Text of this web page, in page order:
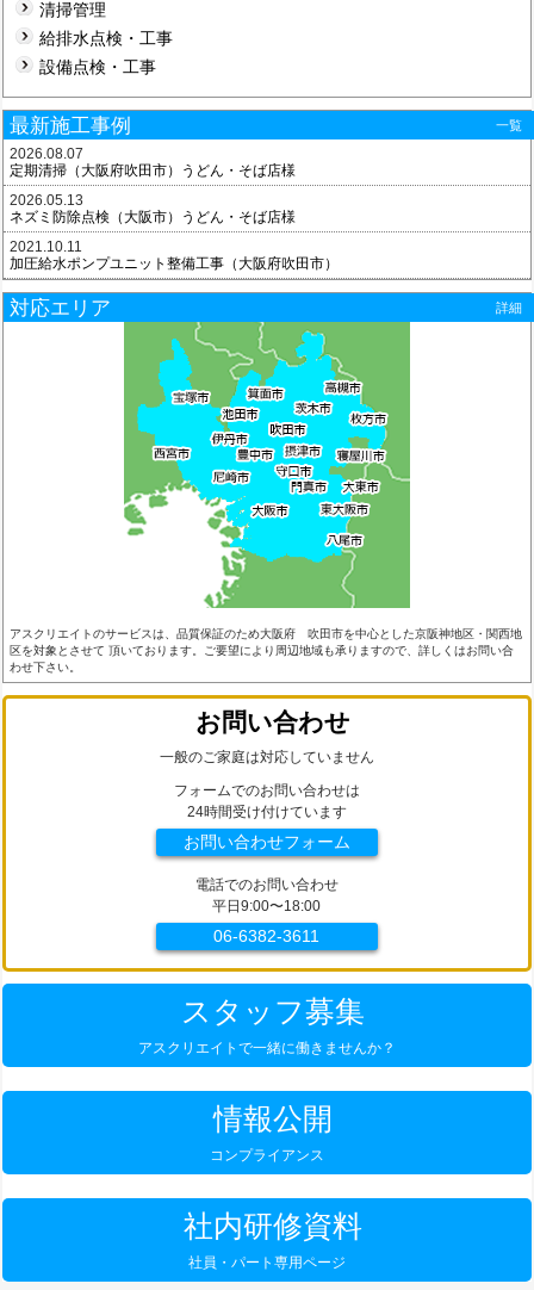
清掃管理
給排水点検・工事
設備点検・工事
最新施工事例 一覧
2026.08.07
定期清掃（大阪府吹田市）うどん・そば店様
2026.05.13
ネズミ防除点検（大阪市）うどん・そば店様
2021.10.11
加圧給水ポンプユニット整備工事（大阪府吹田市）
対応エリア 詳細
アスクリエイトのサービスは、品質保証のため大阪府 吹田市を中心とした京阪神地区・関西地
区を対象とさせて 頂いております。ご要望により周辺地域も承りますので、詳しくはお問い合
わせ下さい。
お問い合わせ
一般のご家庭は対応していません
フォームでのお問い合わせは
24時間受け付けています
お問い合わせフォーム
電話でのお問い合わせ
平日9:00〜18:00
06-6382-3611
スタッフ募集
アスクリエイトで一緒に働きませんか？
情報公開
コンプライアンス
社内研修資料
社員・パート専用ページ